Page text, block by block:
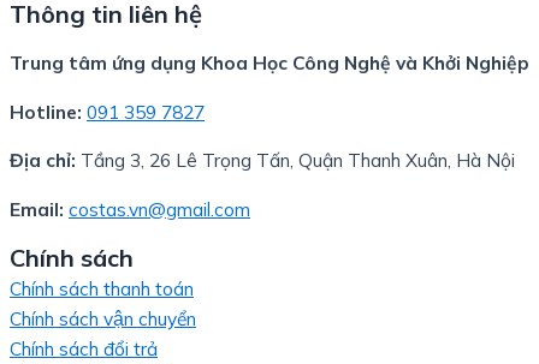
Thông tin liên hệ
Trung tâm ứng dụng Khoa Học Công Nghệ và Khởi Nghiệp
Hotline: 091 359 7827
Địa chỉ: Tầng 3, 26 Lê Trọng Tấn, Quận Thanh Xuân, Hà Nội
Email: costas.vn@gmail.com
Chính sách
Chính sách thanh toán
Chính sách vận chuyển
Chính sách đổi trả